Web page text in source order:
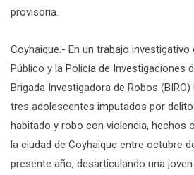
provisoria.
Coyhaique.- En un trabajo
Público y la Policía de Investigaciones
Brigada Investigadora de Robos
tres adolescentes imputados por
habitado y robo con violencia, hechos
la ciudad de Coyhaique entre octubre
presente año, desarticulando una